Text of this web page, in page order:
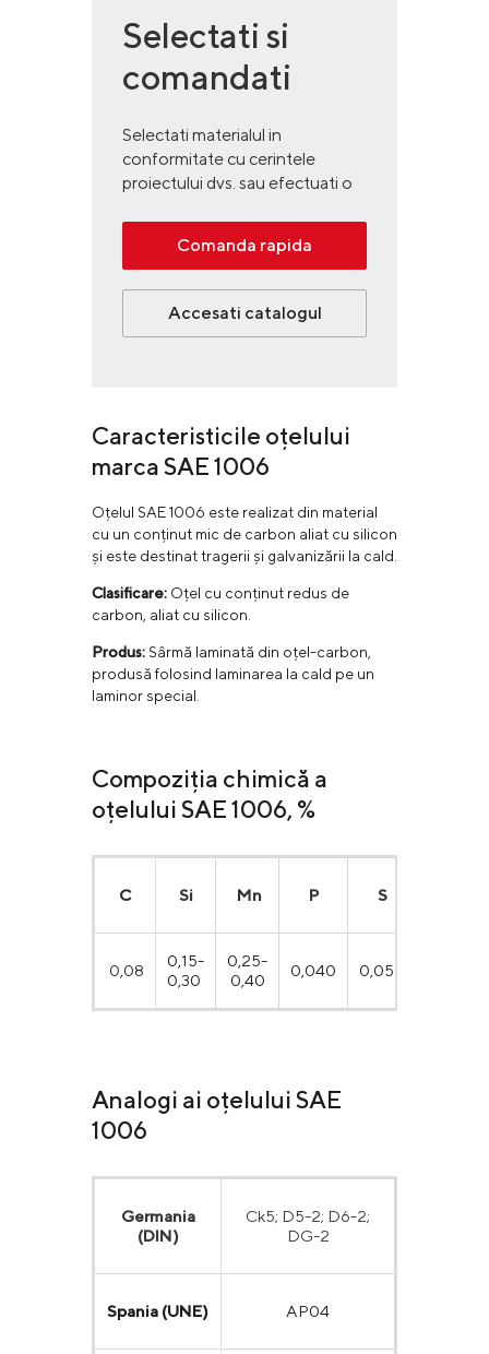
Selectati si
comandati
Selectati materialul in
conformitate cu cerintele
proiectului dvs. sau efectuati o
Comanda rapida
Accesati catalogul
Caracteristicile oțelului
marca SAE 1006
Oțelul SAE 1006 este realizat din material
cu un conținut mic de carbon aliat cu silicon
și este destinat tragerii și galvanizării la cald.
Clasificare: Oțel cu conținut redus de
carbon, aliat cu silicon.
Produs: Sârmă laminată din oțel-carbon,
produsă folosind laminarea la cald pe un
laminor special.
Compoziția chimică a
oțelului SAE 1006, %
С Si Mn P S
0,08
0,15-
0,30
0,25-
0,40
0,040 0,050
Analogi ai oțelului SAE
1006
Germania
(DIN)
Ck5; D5-2; D6-2;
DG-2
Spania (UNE) AP04